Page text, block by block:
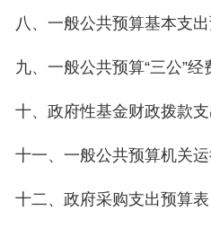
、一般公共预算基本支出
、一般公共预算“三公”经
、政府性基金财政拨款支
一、一般公共预算机关运
二、政府采购支出预算表